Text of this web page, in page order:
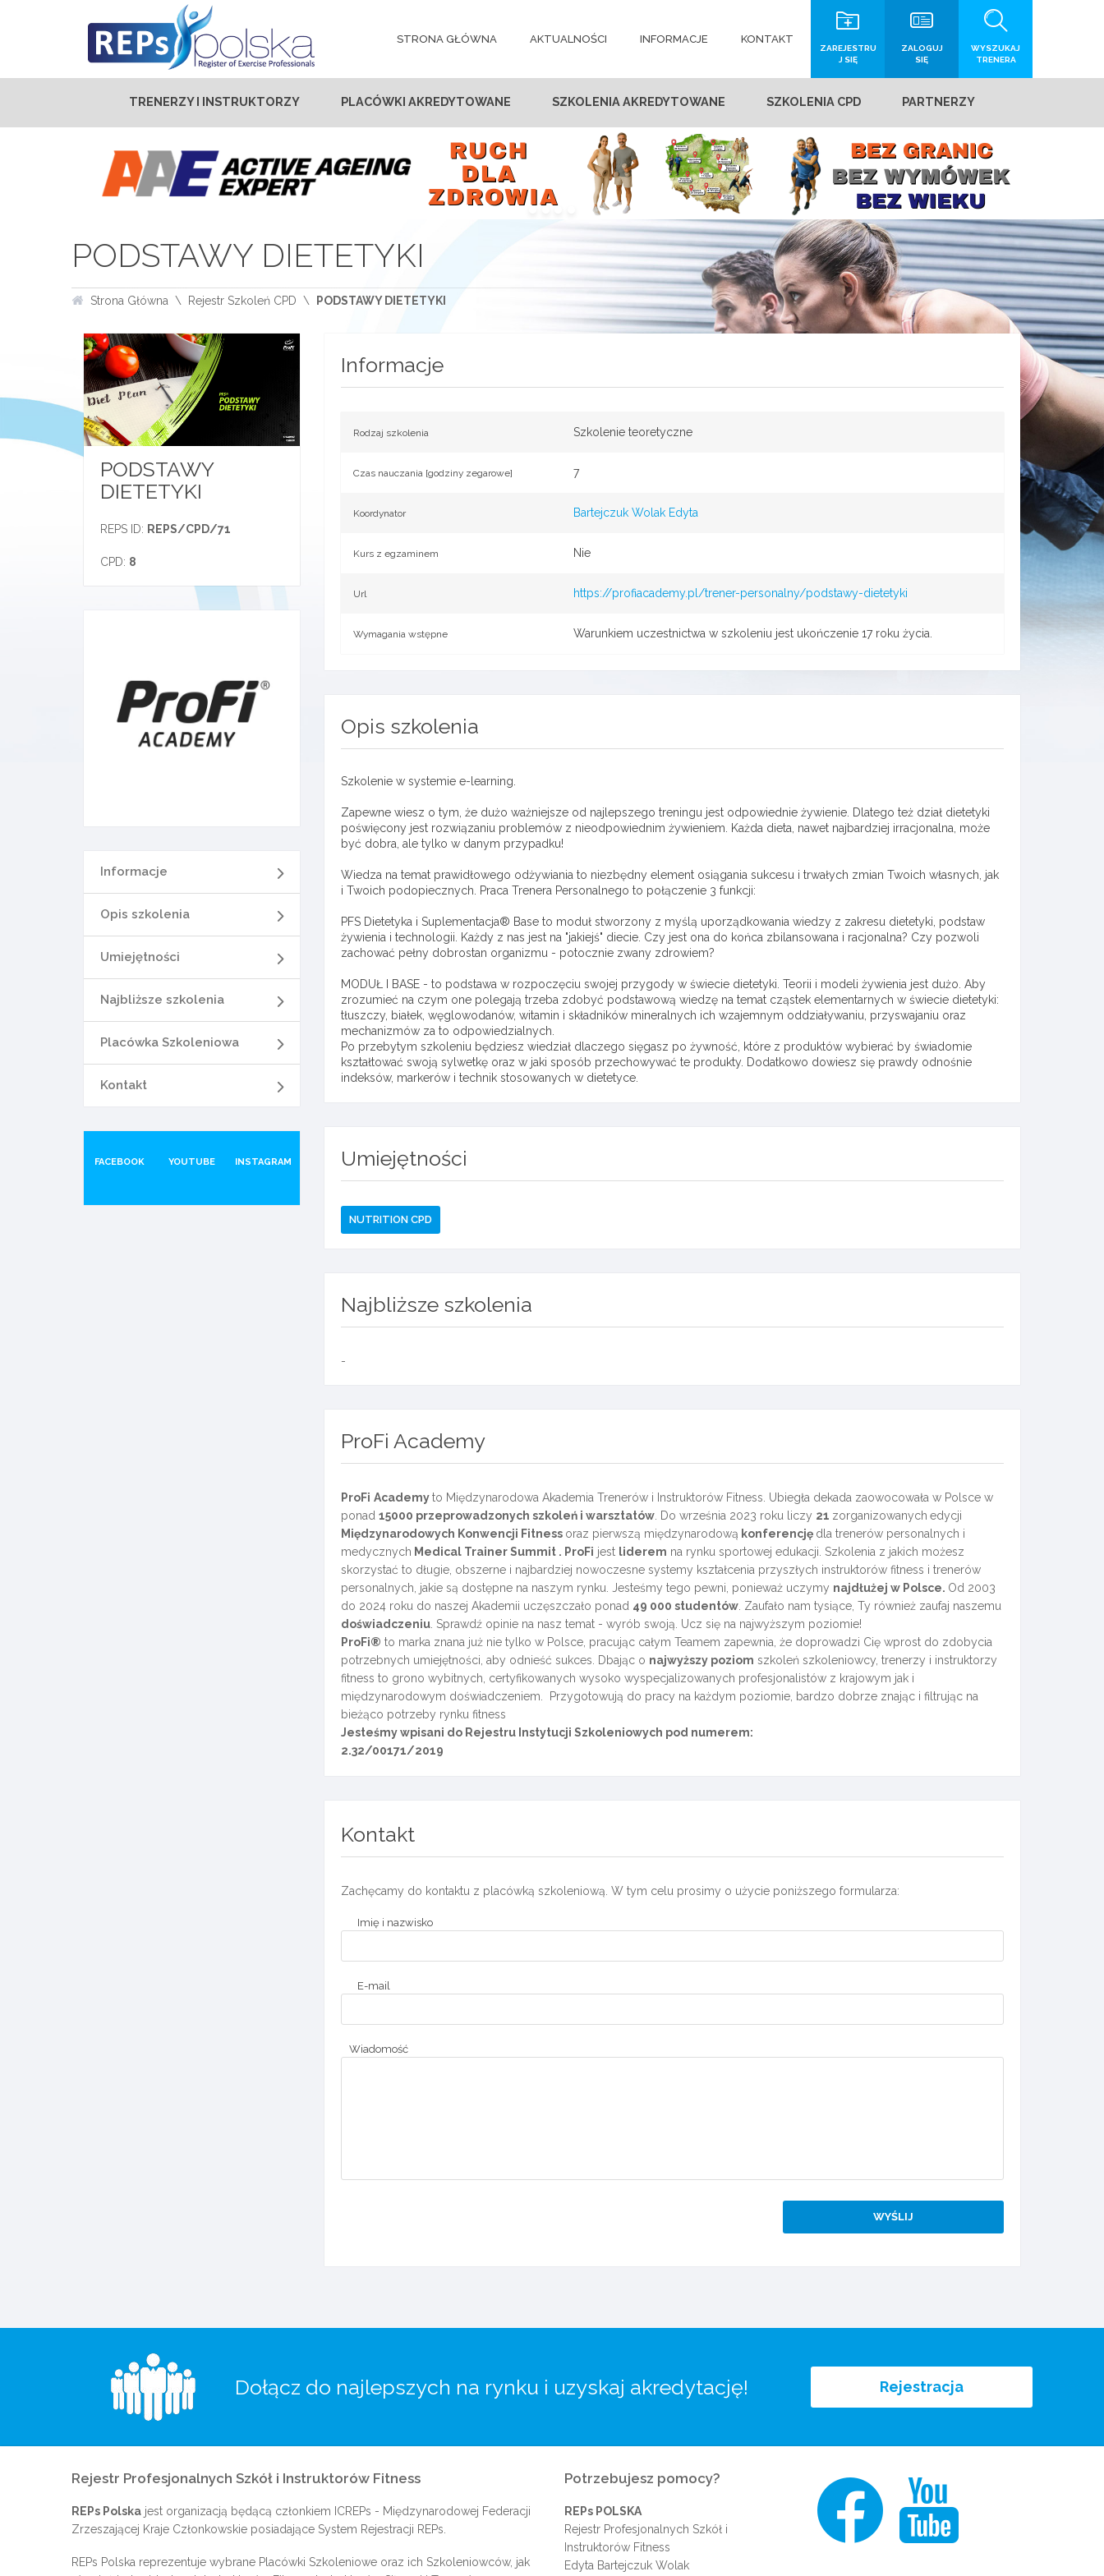
STRONA GŁÓWNA AKTUALNOŚCI INFORMACJE KONTAKT
WYSZUKAJ
TRENERA
ZALOGUJ
SIĘ
ZAREJESTRU
J SIĘ
TRENERZY I INSTRUKTORZY PLACÓWKI AKREDYTOWANE SZKOLENIA AKREDYTOWANE SZKOLENIA CPD PARTNERZY
PODSTAWY DIETETYKI
Strona Główna Rejestr Szkoleń CPD PODSTAWY DIETETYKI
PODSTAWY
DIETETYKI
REPS ID: REPS/CPD/71
CPD: 8
Informacje
Opis szkolenia
Umiejętności
Najbliższe szkolenia
Placówka Szkoleniowa
Kontakt
FACEBOOK YOUTUBE INSTAGRAM
Informacje
Rodzaj szkolenia Szkolenie teoretyczne
Czas nauczania [godziny zegarowe] 7
Koordynator Bartejczuk Wolak Edyta
Kurs z egzaminem Nie
Url https://profiacademy.pl/trener-personalny/podstawy-dietetyki
Wymagania wstępne Warunkiem uczestnictwa w szkoleniu jest ukończenie 17 roku życia.
Opis szkolenia
Szkolenie w systemie e-learning.
Zapewne wiesz o tym, że dużo ważniejsze od najlepszego treningu jest odpowiednie żywienie. Dlatego też dział dietetyki
poświęcony jest rozwiązaniu problemów z nieodpowiednim żywieniem. Każda dieta, nawet najbardziej irracjonalna, może
być dobra, ale tylko w danym przypadku!
Wiedza na temat prawidłowego odżywiania to niezbędny element osiągania sukcesu i trwałych zmian Twoich własnych, jak
i Twoich podopiecznych. Praca Trenera Personalnego to połączenie 3 funkcji:
PFS Dietetyka i Suplementacja® Base to moduł stworzony z myślą uporządkowania wiedzy z zakresu dietetyki, podstaw
żywienia i technologii. Każdy z nas jest na "jakiejś" diecie. Czy jest ona do końca zbilansowana i racjonalna? Czy pozwoli
zachować pełny dobrostan organizmu - potocznie zwany zdrowiem?
MODUŁ I BASE - to podstawa w rozpoczęciu swojej przygody w świecie dietetyki. Teorii i modeli żywienia jest dużo. Aby
zrozumieć na czym one polegają trzeba zdobyć podstawową wiedzę na temat cząstek elementarnych w świecie dietetyki:
tłuszczy, białek, węglowodanów, witamin i składników mineralnych ich wzajemnym oddziaływaniu, przyswajaniu oraz
mechanizmów za to odpowiedzialnych.
Po przebytym szkoleniu będziesz wiedział dlaczego sięgasz po żywność, które z produktów wybierać by świadomie
kształtować swoją sylwetkę oraz w jaki sposób przechowywać te produkty. Dodatkowo dowiesz się prawdy odnośnie
indeksów, markerów i technik stosowanych w dietetyce.
Umiejętności
NUTRITION CPD
Najbliższe szkolenia
-
ProFi Academy
ProFi Academyto Międzynarodowa Akademia Trenerów i Instruktorów Fitness. Ubiegła dekada zaowocowała w Polsce w
ponad 15000 przeprowadzonych szkoleń i warsztatów. Do września 2023 roku liczy 21 zorganizowanych edycji
Międzynarodowych Konwencji Fitness oraz pierwszą międzynarodową konferencję dla trenerów personalnych i
medycznych Medical Trainer Summit . ProFi jest liderem na rynku sportowej edukacji. Szkolenia z jakich możesz
skorzystać to długie, obszerne i najbardziej nowoczesne systemy kształcenia przyszłych instruktorów fitness i trenerów
personalnych, jakie są dostępne na naszym rynku. Jesteśmy tego pewni, ponieważ uczymy najdłużej w Polsce. Od 2003
do 2024 roku do naszej Akademii uczęszczało ponad 49 000 studentów. Zaufało nam tysiące, Ty również zaufaj naszemu
doświadczeniu. Sprawdź opinie na nasz temat - wyrób swoją. Ucz się na najwyższym poziomie!
ProFi® to marka znana już nie tylko w Polsce, pracując całym Teamem zapewnia, że doprowadzi Cię wprost do zdobycia
potrzebnych umiejętności, aby odnieść sukces. Dbając o najwyższy poziom szkoleń szkoleniowcy, trenerzy i instruktorzy
fitness to grono wybitnych, certyfikowanych wysoko wyspecjalizowanych profesjonalistów z krajowym jak i
międzynarodowym doświadczeniem. Przygotowują do pracy na każdym poziomie, bardzo dobrze znając i filtrując na
bieżąco potrzeby rynku fitness
Jesteśmy wpisani do Rejestru Instytucji Szkoleniowych pod numerem:
2.32/00171/2019
Kontakt
Zachęcamy do kontaktu z placówką szkoleniową. W tym celu prosimy o użycie poniższego formularza:
Imię i nazwisko
E-mail
Wiadomość
Dołącz do najlepszych na rynku i uzyskaj akredytację! Rejestracja
Rejestr Profesjonalnych Szkół i Instruktorów Fitness
REPs Polska jest organizacją będącą członkiem ICREPs - Międzynarodowej Federacji
Zrzeszającej Kraje Członkowskie posiadające System Rejestracji REPs.
REPs Polska reprezentuje wybrane Placówki Szkoleniowe oraz ich Szkoleniowców, jak
Potrzebujesz pomocy?
REPs POLSKA
Rejestr Profesjonalnych Szkół i
Instruktorów Fitness
Edyta Bartejczuk Wolak